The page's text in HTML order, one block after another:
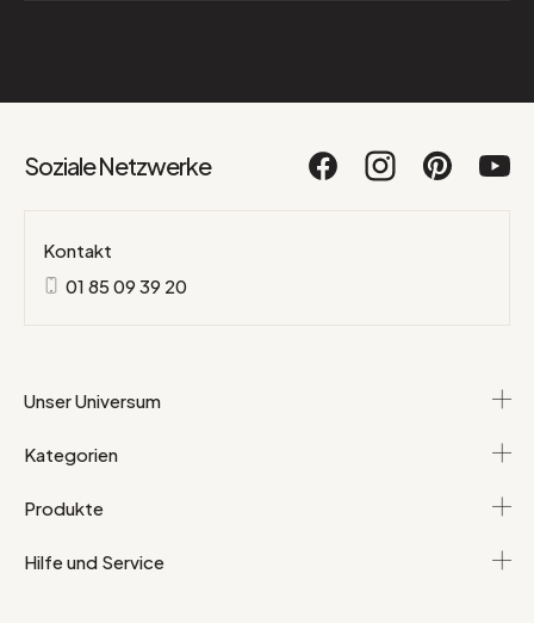
Soziale Netzwerke
Kontakt
01 85 09 39 20
Unser Universum
Kategorien
Produkte
Hilfe und Service